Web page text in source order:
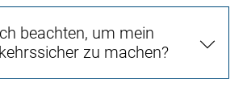
beachten, um mein
zu machen?